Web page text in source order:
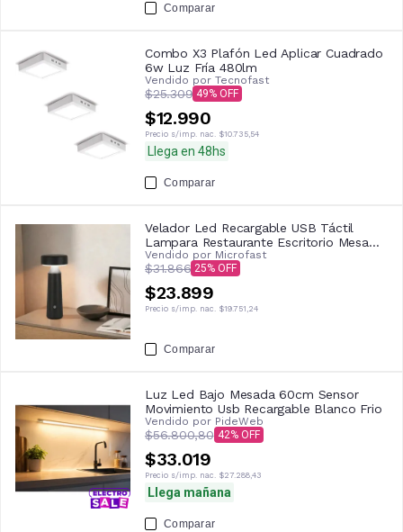
Comparar
Combo X3 Plafón Led Aplicar Cuadrado
6w Luz Fría 480lm
Vendido por Tecnofast
$25.309 49
$12.990
Precio s/imp. nac. $10.735,54
Llega en 48hs
Comparar
Velador Led Recargable USB Táctil
Lampara Restaurante Escritorio Mesa
Luz Cálida/Neutra/Fría Diseño Deco
Premium Negro
Vendido por Microfast
$31.866 25
$23.899
Precio s/imp. nac. $19.751,24
Comparar
Luz Led Bajo Mesada 60cm Sensor
Movimiento Usb Recargable Blanco Frio
Vendido por PideWeb
$56.800,80 42
$33.019
Precio s/imp. nac. $27.288,43
Llega mañana
Comparar